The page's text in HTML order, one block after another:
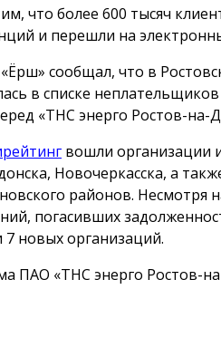
что более 600 тысяч
и перешли на
сообщал, что в
в списке
«ТНС энерго Ростов-на-
вошли организации
Новочеркасска, а
районов. Несмотря
погасивших
новых организаций.
ПАО «ТНС энерго Ростов-